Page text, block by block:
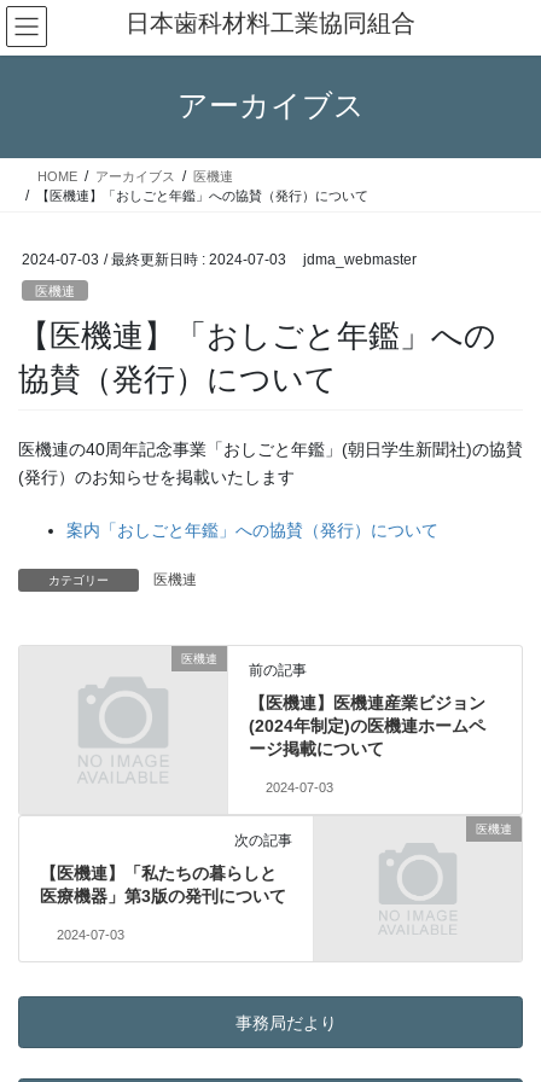
コ
ン
テ
ス
ナ
ビ
ゲ
ン
日本歯科材料工業協同組合
アーカイブス
HOME アーカイブス
医機連
【医機連】「おしごと年鑑」への協賛（発行）について
2024-07-03 / 最終更新日時 : 2024-07-03 jdma_webmaster
医機連
【医機連】「おしごと年鑑」への
協賛（発行）について
医機連の40周年記念事業「おしごと年鑑」(朝日学生新聞社)の協賛
(発行）のお知らせを掲載いたします
案内「おしごと年鑑」への協賛（発行）について
カテゴリー 医機連
医機連
前の記事
【医機連】医機連産業ビジョン
(2024年制定)の医機連ホームペ
ージ掲載について
2024-07-03
医機連
次の記事
【医機連】「私たちの暮らしと
医療機器」第3版の発刊について
2024-07-03
事務局だより